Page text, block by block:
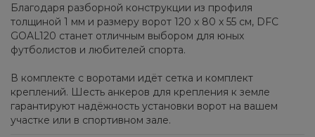
Благодаря разборной конструкции из профиля
толщиной 1 мм и размеру ворот 120 x 80 x 55 см, DFC
GOAL120 станет отличным выбором для юных
футболистов и любителей спорта.
В комплекте с воротами идёт сетка и комплект
креплений. Шесть анкеров для крепления к земле
гарантируют надёжность установки ворот на вашем
участке или в спортивном зале.